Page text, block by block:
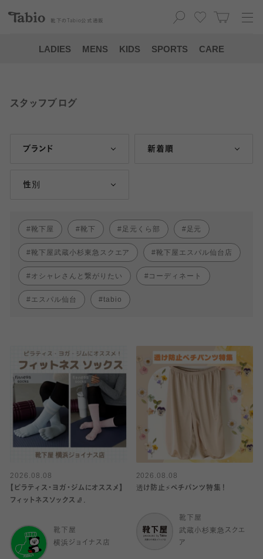
靴下の Tabio 公式通販
LADIES MENS KIDS SPORTS CARE
スタッフブログ
ブランド 新着順
性別
靴下屋 靴下 足元くら部 足元
靴下屋武蔵小杉東急スクエア 靴下屋エスパル仙台店
オシャレさんと繋がりたい コーディネート
エスパル仙台 tabio
2026.08.08
【ピラティス・ヨガ・ジムにオススメ】
フィットネスソックス🧦.
靴下屋
横浜ジョイナス店
2026.08.08
透け防止⚡️ペチパンツ特集！
靴下屋
武蔵小杉東急スクエ
ア